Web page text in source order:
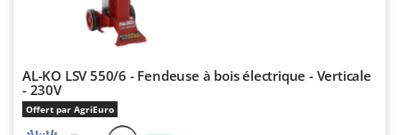
Reber
Redback
AL-KO LSV 550/6 - Fendeuse à bois électrique - Verticale
- 230V
Offert par AgriEuro